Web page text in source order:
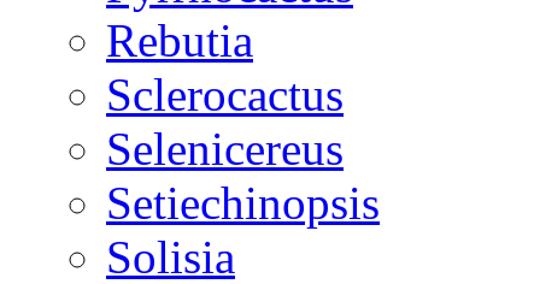
Rebutia
Sclerocactus
Selenicereus
Setiechinopsis
Solisia